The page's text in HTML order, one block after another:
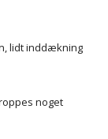
lidt inddækning
noget